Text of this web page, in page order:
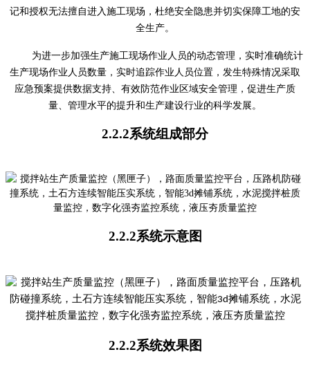
记和授权无法擅自进入施工现场，杜绝安全隐患并切实保障工地的安
全生产。
为进一步加强生产施工现场作业人员的动态管理，实时准确统计
生产现场作业人员数量，实时追踪作业人员位置，发生特殊情况采取
应急预案提供数据支持、有效防范作业区域安全管理，促进生产质
量、管理水平的提升和生产建设行业的科学发展。
2.2.2系统组成部分
2.2.2系统示意图
2.2.2系统效果图